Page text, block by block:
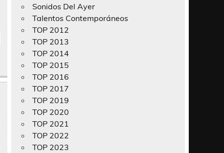
Sonidos Del Ayer
Talentos Contemporáneos
TOP 2012
TOP 2013
TOP 2014
TOP 2015
TOP 2016
TOP 2017
TOP 2019
TOP 2020
TOP 2021
TOP 2022
TOP 2023